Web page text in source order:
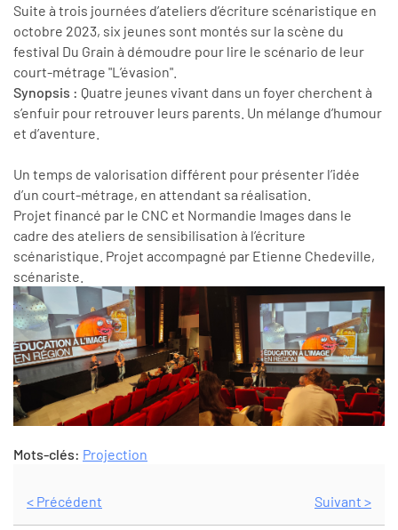
Suite à trois journées d’ateliers d’écriture scénaristique en
octobre 2023, six jeunes sont montés sur la scène du
festival Du Grain à démoudre pour lire le scénario de leur
court-métrage "L’évasion".
Synopsis : Quatre jeunes vivant dans un foyer cherchent à
s’enfuir pour retrouver leurs parents. Un mélange d’humour
et d’aventure.
Un temps de valorisation différent pour présenter l’idée
d’un court-métrage, en attendant sa réalisation.
Projet financé par le CNC et Normandie Images dans le
cadre des ateliers de sensibilisation à l’écriture
scénaristique. Projet accompagné par Etienne Chedeville,
scénariste.
Mots-clés: Projection
< Précédent Suivant >